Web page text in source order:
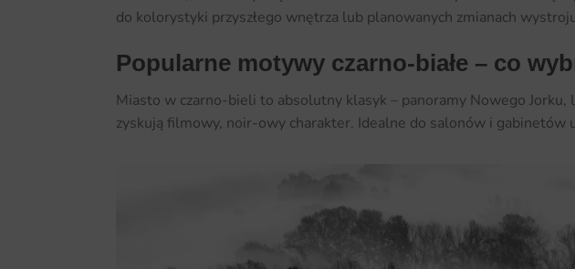
do kolorystyki przyszłego wnętrza lub planowanych zmianach
Popularne motywy czarno-białe – co
Miasto w czarno-bieli to absolutny klasyk – panoramy Nowego
zyskują filmowy, noir-owy charakter. Idealne do salonów i